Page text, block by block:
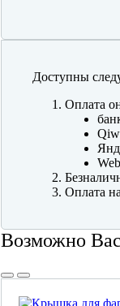
Доступны
Оплата
Оплата
Возможно Вас